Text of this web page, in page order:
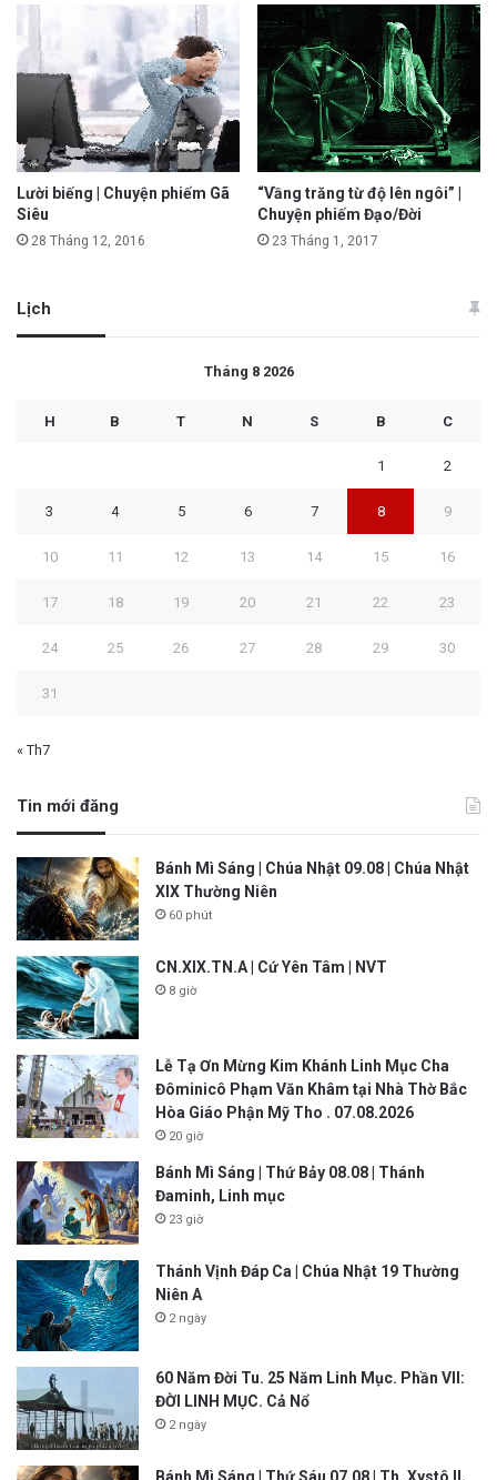
Lười biếng | Chuyện phiếm Gã
Siêu
28 Tháng 12, 2016
“Vầng trăng từ độ lên ngôi” |
Chuyện phiếm Đạo/Đời
23 Tháng 1, 2017
Lịch
Tháng 8 2026
H B T N S B C
1 2
3 4 5 6 7 8 9
10 11 12 13 14 15 16
17 18 19 20 21 22 23
24 25 26 27 28 29 30
31
« Th7
Tin mới đăng
Bánh Mì Sáng | Chúa Nhật 09.08 | Chúa Nhật
XIX Thường Niên
60 phút
CN.XIX.TN.A | Cứ Yên Tâm | NVT
8 giờ
Lễ Tạ Ơn Mừng Kim Khánh Linh Mục Cha
Đôminicô Phạm Văn Khâm tại Nhà Thờ Bắc
Hòa Giáo Phận Mỹ Tho . 07.08.2026
20 giờ
Bánh Mì Sáng | Thứ Bảy 08.08 | Thánh
Đaminh, Linh mục
23 giờ
Thánh Vịnh Đáp Ca | Chúa Nhật 19 Thường
Niên A
2 ngày
60 Năm Đời Tu. 25 Năm Linh Mục. Phần VII:
ĐỜI LINH MỤC. Cả Nổ
2 ngày